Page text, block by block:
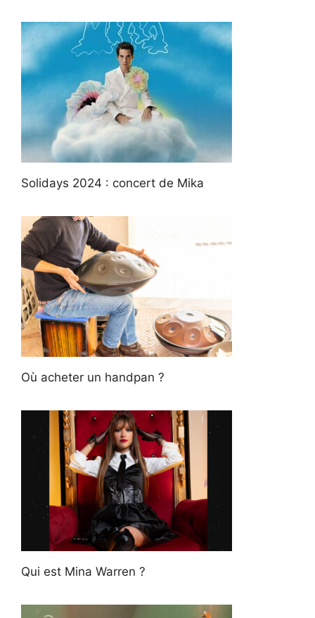
Solidays 2024 : concert de Mika
Où acheter un handpan ?
Qui est Mina Warren ?